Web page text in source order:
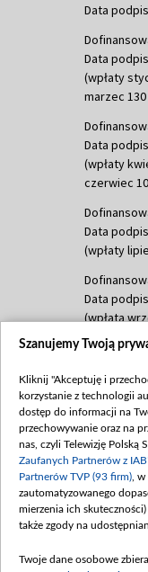
Data
Data
(wpłaty
marzec 130
Data
(wpłaty
czerwiec
Data
(wpłaty
Data
(wpłata
(wpłata
mln,
Data
(wpłata
Data
kwiecień
Szanujemy Twoją
Kliknij "Akceptuję i
korzystanie z technologii
dostęp do informacji na
przechowywanie oraz na
nas, czyli Telewizję Polską
Zaufanych Partnerów z
Partnerów TVP (93 firm) ,
zautomatyzowanego
mierzenia ich
także zgody na
Twoje dane osobowe